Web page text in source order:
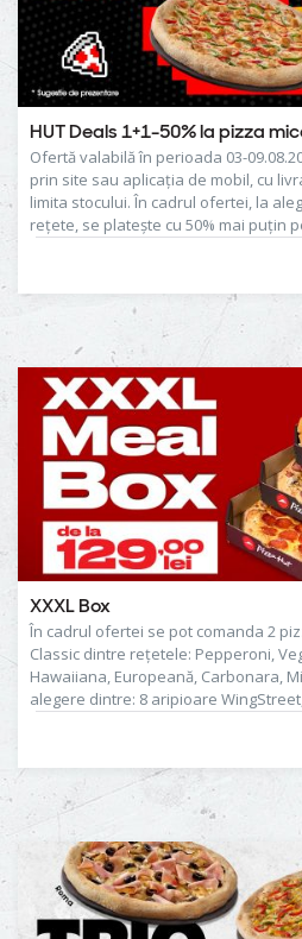
HUT Deals 1+1-50% la pizza
Ofertă valabilă în perioada 03-
prin site sau aplicația de mobil, cu
limita stocului. În cadrul ofertei, la
rețete, se platește cu 50% mai puțin
XXXL Box
În cadrul ofertei se pot comanda 2
Classic dintre rețetele: Pepperoni,
Hawaiiana, Europeană, Carbonara,
alegere dintre: 8 aripioare
Sticks, Chicken Popcorn, Ham &
Garlic Bread, Garlic Bread Mix sau
corespunde următoarelor combinaţii
WingStreet (fără sos), 1 porție de
și 1 porție de Mozzarella Sticks.
prezentare.